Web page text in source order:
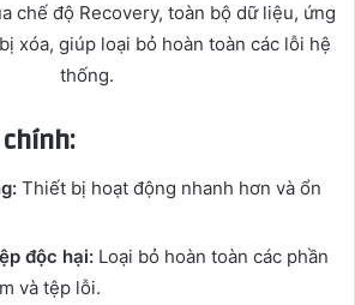
chế độ Recovery, toàn bộ dữ liệu, ứng
xóa, giúp loại bỏ hoàn toàn các lỗi hệ
thống.
Thiết bị hoạt động nhanh hơn và ổn
độc hại: Loại bỏ hoàn toàn các phần
và tệp lỗi.